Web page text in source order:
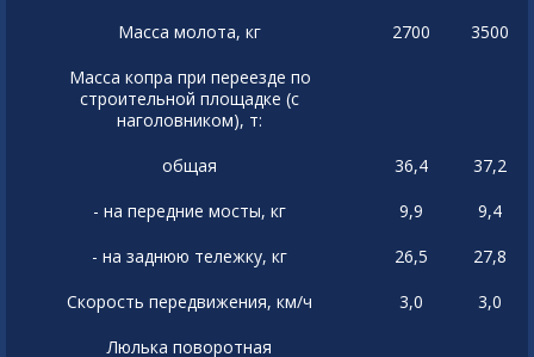
Масса молота, кг
2700
3500
Масса копра при переезде по
строительной площадке (с
наголовником), т:
общая
36,4
37,2
- на передние мосты, кг
9,9
9,4
- на заднюю тележку, кг
26,5
27,8
Скорость передвижения, км/ч
3,0
3,0
Люлька поворотная